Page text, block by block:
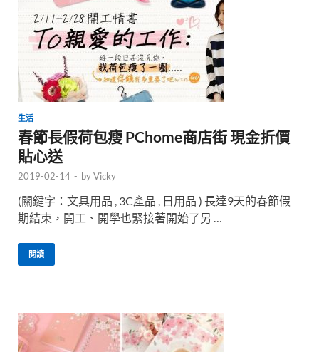
生活
春節長假荷包瘦 PChome商店街 現金折價
貼心送
2019-02-14 - byVicky
(關鍵字：文具用品 , 3C產品 , 日用品 ) 長達9天的春節假
期結束，開工、開學也緊接著開始了另 …
閱讀